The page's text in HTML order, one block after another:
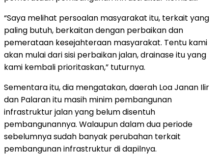
“Saya melihat persoalan masyarakat itu, terkait yang
paling butuh, berkaitan dengan perbaikan dan
pemerataan kesejahteraan masyarakat. Tentu kami
akan mulai dari sisi perbaikan jalan, drainase itu yang
kami kembali prioritaskan,” tuturnya.
Sementara itu, dia mengatakan, daerah Loa Janan Ilir
dan Palaran itu masih minim pembangunan
infrastruktur jalan yang belum disentuh
pembangunannya. Walaupun dalam dua periode
sebelumnya sudah banyak perubahan terkait
pembangunan infrastruktur di dapilnya.